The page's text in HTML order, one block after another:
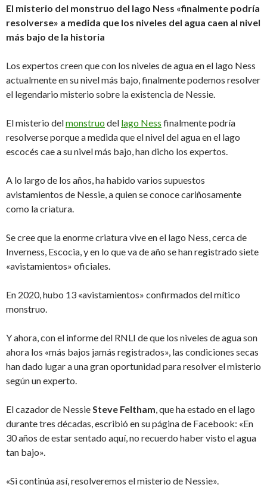
El misterio del monstruo del lago Ness «finalmente podría
resolverse» a medida que los niveles del agua caen al nivel
más bajo de la historia
Los expertos creen que con los niveles de agua en el lago Ness
actualmente en su nivel más bajo, finalmente podemos resolver
el legendario misterio sobre la existencia de Nessie.
El misterio delmonstruodel lago Ness finalmente podría
resolverse porque a medida que el nivel del agua en el lago
escocés cae a su nivel más bajo, han dicho los expertos.
A lo largo de los años, ha habido varios supuestos
avistamientos de Nessie, a quien se conoce cariñosamente
como la criatura.
Se cree que la enorme criatura vive en el lago Ness, cerca de
Inverness, Escocia, y en lo que va de año se han registrado siete
«avistamientos» oficiales.
En 2020, hubo 13 «avistamientos» confirmados del mítico
monstruo.
Y ahora, con el informe del RNLI de que los niveles de agua son
ahora los «más bajos jamás registrados», las condiciones secas
han dado lugar a una gran oportunidad para resolver el misterio
según un experto.
El cazador de NessieSteve Feltham, que ha estado en el lago
durante tres décadas, escribió en su página de Facebook: «En
30 años de estar sentado aquí, no recuerdo haber visto el agua
tan bajo».
«Si continúa así, resolveremos el misterio de Nessie».